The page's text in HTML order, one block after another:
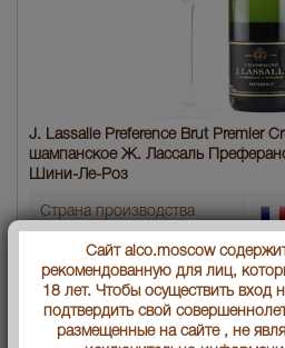
J. Lassalle Preference Brut Premier
шампанское Ж. Лассаль
Шини-Ле-Роз
Страна производства
Градус 12
Сайт alco.moscow
рекомендованную для лиц,
18 лет. Чтобы осуществить вход
подтвердить свой
размещенные на сайте , не